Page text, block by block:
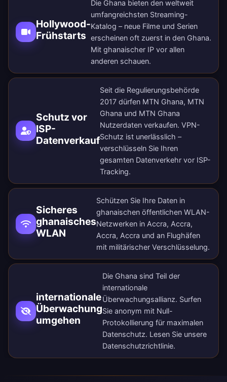
Hollywood-
Frühstarts
Die Ghana bieten den weltweit
umfangreichsten Streaming-
Katalog – neue Filme und Serien
erscheinen oft zuerst in den Ghana.
Mit ghanaischer IP vor allen
anderen schauen.
Schutz vor
ISP-
Datenverkauf
Seit die Regulierungsbehörde
2017 dürfen MTN Ghana, MTN
Ghana und MTN Ghana
Nutzerdaten verkaufen. VPN-
Schutz ist unerlässlich –
verschlüsseln Sie Ihren
gesamten Datenverkehr vor ISP-
Tracking.
Sicheres
ghanaisches
WLAN
Schützen Sie Ihre Daten in
ghanaischen öffentlichen WLAN-
Netzwerken in Accra, Accra,
Accra, Accra und an Flughäfen
mit militärischer Verschlüsselung.
internationale
Überwachung
umgehen
Die Ghana sind Teil der
internationale
Überwachungsallianz. Surfen
Sie anonym mit Null-
Protokollierung für maximalen
Datenschutz. Lesen Sie unsere
Datenschutzrichtlinie.